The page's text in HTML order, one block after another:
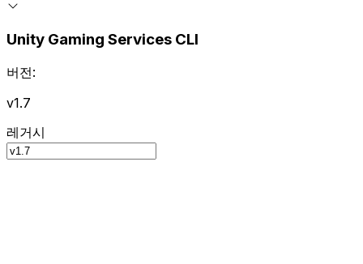
Unity Gaming Services CLI
버전:
v1.7
레거시